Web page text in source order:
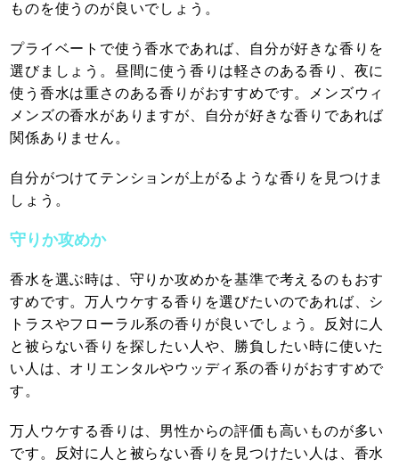
ものを使うのが良いでしょう。
プライベートで使う香水であれば、自分が好きな香りを
選びましょう。昼間に使う香りは軽さのある香り、夜に
使う香水は重さのある香りがおすすめです。メンズウィ
メンズの香水がありますが、自分が好きな香りであれば
関係ありません。
自分がつけてテンションが上がるような香りを見つけま
しょう。
守りか攻めか
香水を選ぶ時は、守りか攻めかを基準で考えるのもおす
すめです。万人ウケする香りを選びたいのであれば、シ
トラスやフローラル系の香りが良いでしょう。反対に人
と被らない香りを探したい人や、勝負したい時に使いた
い人は、オリエンタルやウッディ系の香りがおすすめで
す。
万人ウケする香りは、男性からの評価も高いものが多い
です。反対に人と被らない香りを見つけたい人は、香水